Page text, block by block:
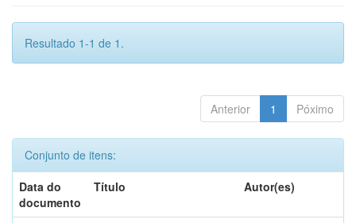
Resultado 1-1 de 1.
Anterior 1 Póximo
Conjunto de itens:
Data do
documento
Título Autor(es)